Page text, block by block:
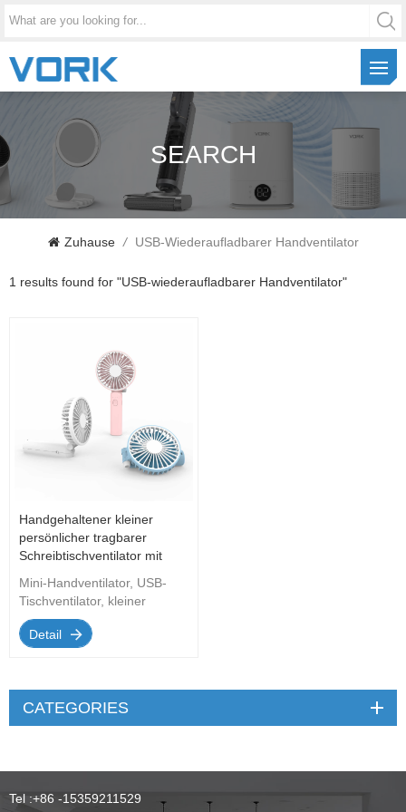
SEARCH
Zuhause / USB-Wiederaufladbarer Handventilator
1 results found for "USB-wiederaufladbarer Handventilator"
Handgehaltener kleiner
persönlicher tragbarer
Schreibtischventilator mit
Anschluss
Mini-Handventilator, USB-
Tischventilator, kleiner
persönlicher tragbarer
Tischventilator mit
zusammenklappbar, geeignet
für Reisen, Büro, Zuhause.
Detail
CATEGORIES
Tel :+86 -15359211529